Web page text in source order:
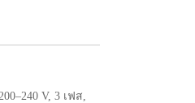
V, 3 เฟส,